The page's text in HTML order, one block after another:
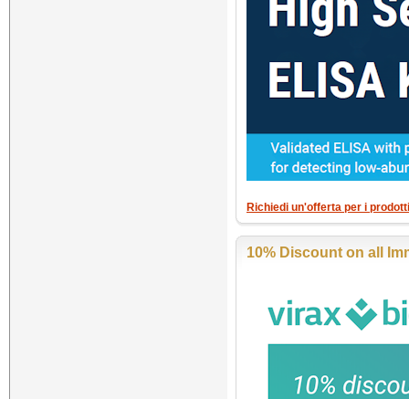
Richiedi un'offerta per i
10% Discount on all